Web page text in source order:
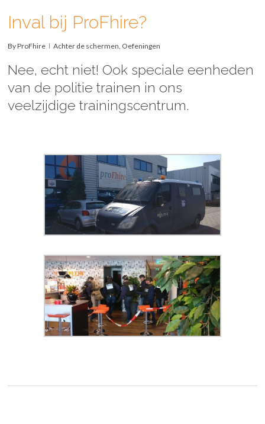
Inval bij ProFhire?
ByProFhire Achter de schermen Oefeningen
Nee, echt niet! Ook speciale eenheden
van de politie trainen in ons
veelzijdige trainingscentrum.